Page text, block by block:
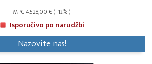
MPC 4.528,00 € ( -12% )
Isporučivo po narudžbi
Nazovite nas!